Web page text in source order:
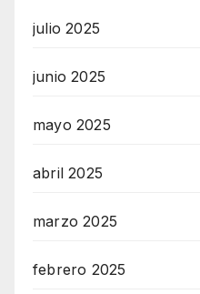
julio 2025
junio 2025
mayo 2025
abril 2025
marzo 2025
febrero 2025